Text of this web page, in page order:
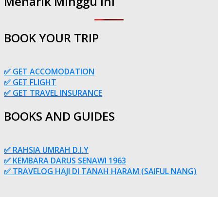
BOOK YOUR TRIP
✅ GET ACCOMODATION
✅ GET FLIGHT
✅ GET TRAVEL INSURANCE
BOOKS AND GUIDES
✅ RAHSIA UMRAH D.I.Y
✅ KEMBARA DARUS SENAWI 1963
✅ TRAVELOG HAJI DI TANAH HARAM (SAIFUL NANG)